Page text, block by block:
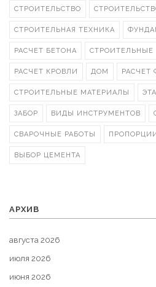
СТРОИТЕЛЬСТВО
СТРОИТЕЛЬНАЯ ТЕХНИКА
РАСЧЕТ БЕТОНА
РАСЧЕТ КРОВЛИ ДОМ РАСЧЕТ
СТРОИТЕЛЬНЫЕ МАТЕРИАЛЫ
ЗАБОР ВИДЫ ИНСТРУМЕНТОВ
СВАРОЧНЫЕ РАБОТЫ
ВЫБОР ЦЕМЕНТА
АРХИВ
августа 2026
июля 2026
июня 2026